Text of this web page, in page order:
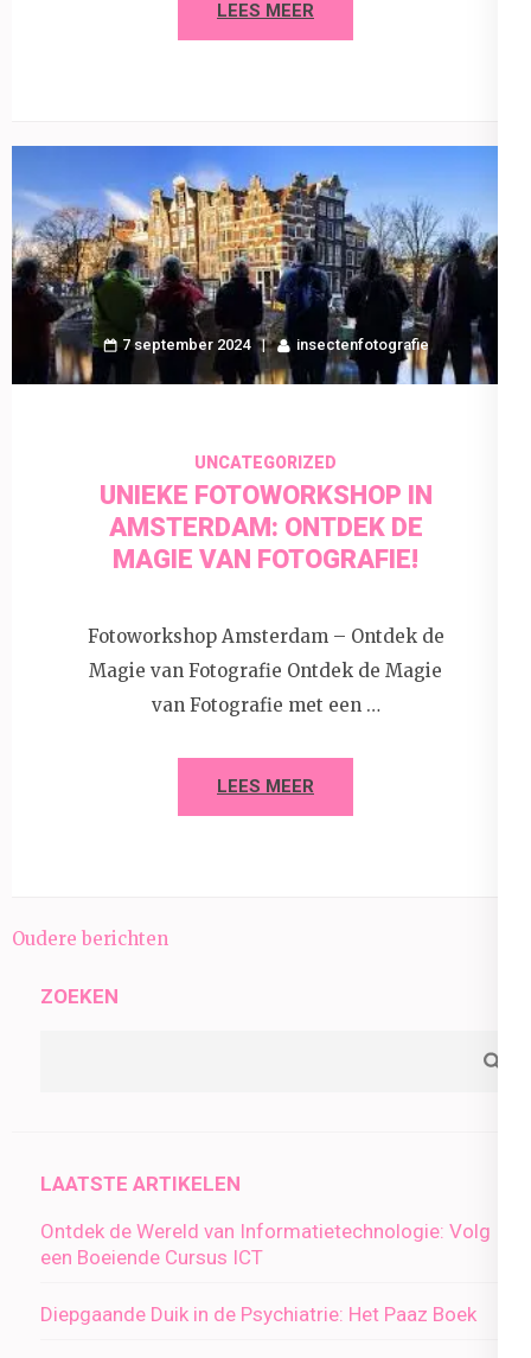
LEES MEER
7 september 2024 insectenfotografie
UNCATEGORIZED
UNIEKE FOTOWORKSHOP IN
AMSTERDAM: ONTDEK DE
MAGIE VAN FOTOGRAFIE!
Fotoworkshop Amsterdam – Ontdek de
Magie van Fotografie Ontdek de Magie
van Fotografie met een …
LEES MEER
Berichtnavigatie
Oudere berichten
ZOEKEN
LAATSTE ARTIKELEN
Ontdek de Wereld van Informatietechnologie: Volg
een Boeiende Cursus ICT
Diepgaande Duik in de Psychiatrie: Het Paaz Boek